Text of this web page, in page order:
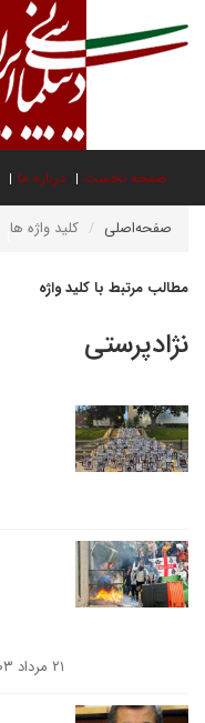
صفحه نخست درباره ما
صفحه‌اصلی کلید واژه ها
مطالب مرتبط با کلید واژه
نژادپرستی
۲۱ مرداد ۱۴۰۳